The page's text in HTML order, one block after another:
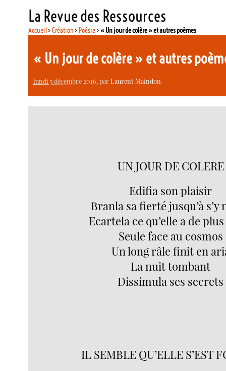
La Revue des Ressources
Accueil>Création > Poésie> « Un jour de colère » et autres poèmes
« Un jour de colère » et autres
lundi 5 décembre 2016, parLaurent Maindon
UN JOUR DE COLERE
Edifia son plaisir
Branla sa fierté jusqu’à s’y
Ecartela ce qu’elle a de
Seule face au cosmos
Un long râle finit en
La nuit tombant
Dissimula ses secrets
IL SEMBLE QU’ELLE S’EST